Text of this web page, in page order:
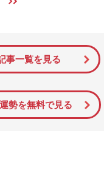
事一覧を見る
勢を無料で見る